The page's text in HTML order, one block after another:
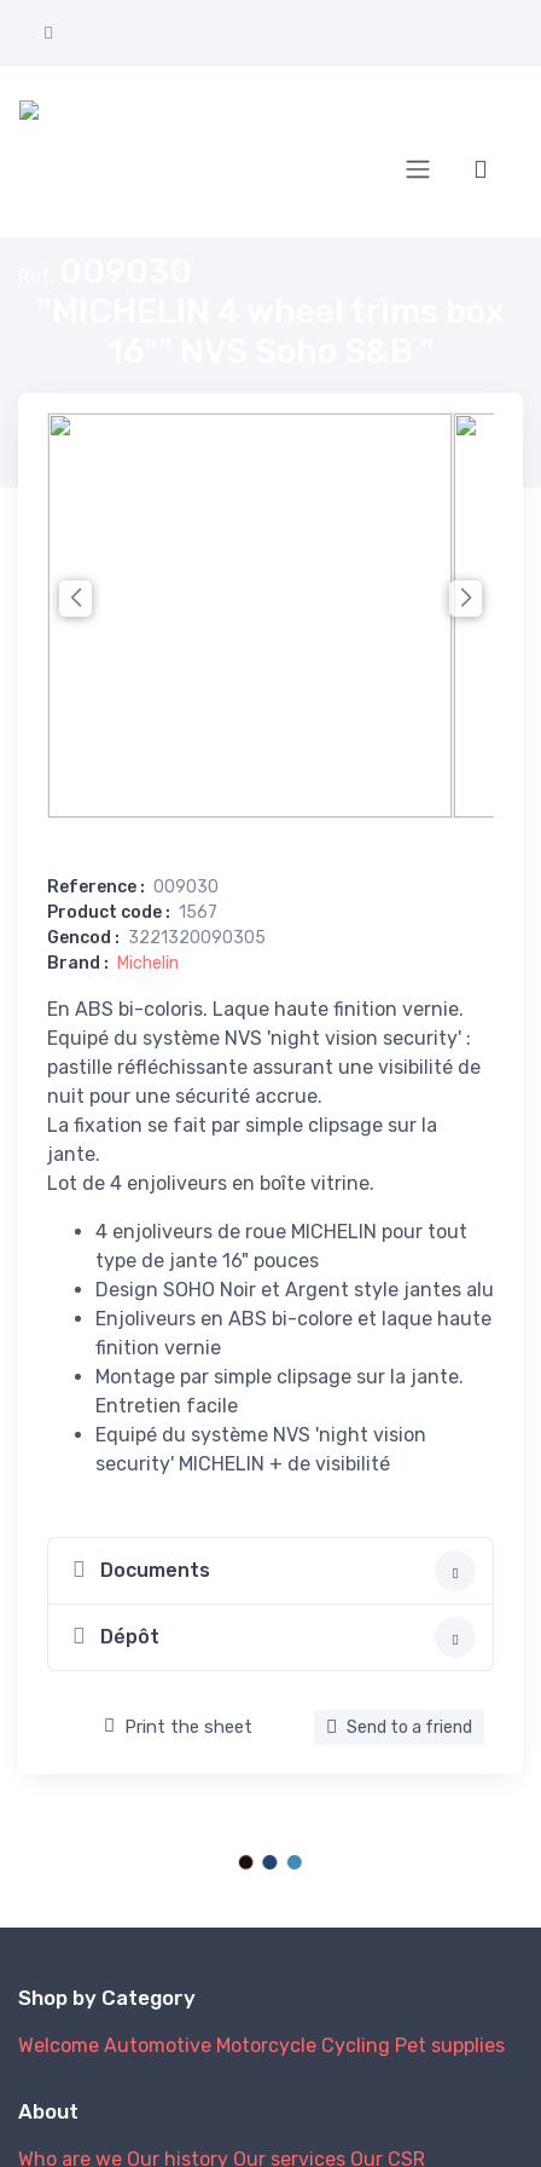
Reference : 009030
Product code : 1567
Gencod : 3221320090305
Brand : Michelin
En ABS bi-coloris. Laque haute finition vernie.
Equipé du système NVS 'night vision security' :
pastille réfléchissante assurant une visibilité de
nuit pour une sécurité accrue.
La fixation se fait par simple clipsage sur la
jante.
Lot de 4 enjoliveurs en boîte vitrine.
4 enjoliveurs de roue MICHELIN pour tout
type de jante 16" pouces
Design SOHO Noir et Argent style jantes alu
Enjoliveurs en ABS bi-colore et laque haute
finition vernie
Montage par simple clipsage sur la jante.
Entretien facile
Equipé du système NVS 'night vision
security' MICHELIN + de visibilité
Documents
Dépôt
Print the sheet Send to a friend
Shop by Category
Welcome Automotive Motorcycle Cycling Pet supplies
About
Who are we Our history Our services Our CSR